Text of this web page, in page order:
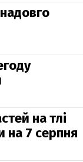
на тлі
на 7 серпня